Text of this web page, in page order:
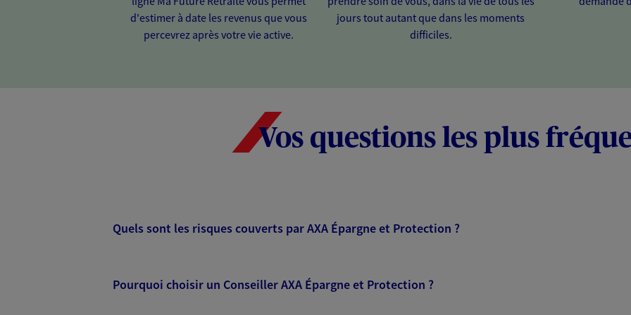
d'estimer à date les revenus que vous
percevrez après votre vie active.
jours tout autant que dans les moments
difficiles.
Vos questions les plus
Quels sont les risques couverts par AXA Épargne et Protection ?
Pourquoi choisir un Conseiller AXA Épargne et Protection ?